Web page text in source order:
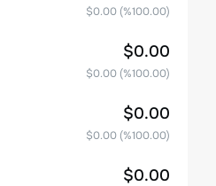
$0.00(%100.00)
$0.00
$0.00(%100.00)
$0.00
$0.00(%100.00)
$0.00